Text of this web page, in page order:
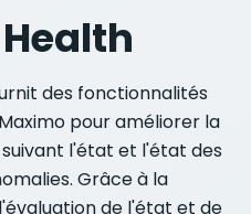
des fonctionnalités
pour améliorer la
l'état et l'état des
Grâce à la
de l'état et de